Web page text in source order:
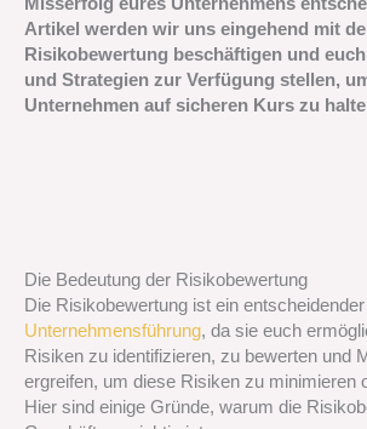
Artikel werden wir uns eingehend mit
Risikobewertung beschäftigen und
und Strategien zur Verfügung stellen,
Unternehmen auf sicheren Kurs zu
Die Bedeutung der Risikobewertung
Die Risikobewertung ist ein
Unternehmensführung, da sie euch
Risiken zu identifizieren, zu bewerten und
ergreifen, um diese Risiken zu minimieren
Hier sind einige Gründe, warum die